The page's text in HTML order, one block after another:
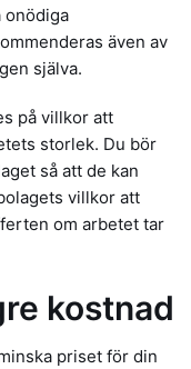
onödiga
även av
själva.
på villkor att
storlek. Du bör
så att de kan
villkor att
om arbetet tar
kostnad
priset för din